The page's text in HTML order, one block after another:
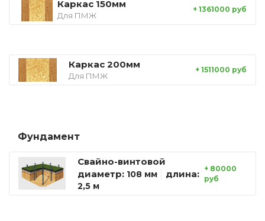
Каркас 150мм
Для ПМЖ
+ 1361000 руб
Каркас 200мм
Для ПМЖ
+ 1511000 руб
Фундамент
Свайно-винтовой
диаметр: 108 мм длина:
2,5 м
+ 80000
руб